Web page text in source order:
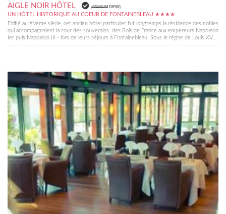
AIGLE NOIR HÔTEL (PREMIUMEXPIRÉ)
UN HÔTEL HISTORIQUE AU COEUR DE FONTAINEBLEAU ★★★★
Edifié au XVème siècle, cet ancien hôtel particulier fut longtemps la résidence des nobles
qui accompagnaient la cour des souverains  des Rois de France aux empereurs Napoléon
Ier puis Napoléon III - lors de leurs séjours à Fontainebleau. Sous le règne de Louis XV,...